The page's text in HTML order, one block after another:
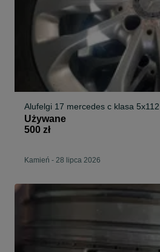
Alufelgi 17 mercedes c klasa 5x112
Używane
500 zł
Kamień - 28 lipca 2026